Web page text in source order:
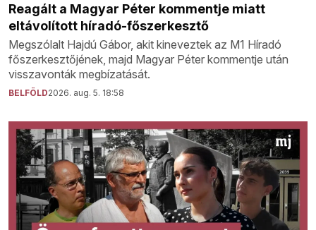
Reagált a Magyar Péter kommentje miatt
eltávolított híradó-főszerkesztő
Megszólalt Hajdú Gábor, akit kineveztek az M1 Híradó
főszerkesztőjének, majd Magyar Péter kommentje után
visszavonták megbízatását.
BELFÖLD2026. aug. 5. 18:58